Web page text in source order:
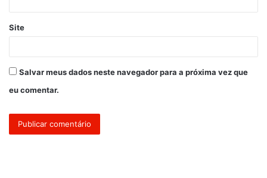
Site
Salvar meus dados neste navegador para a próxima vez que
eu comentar.